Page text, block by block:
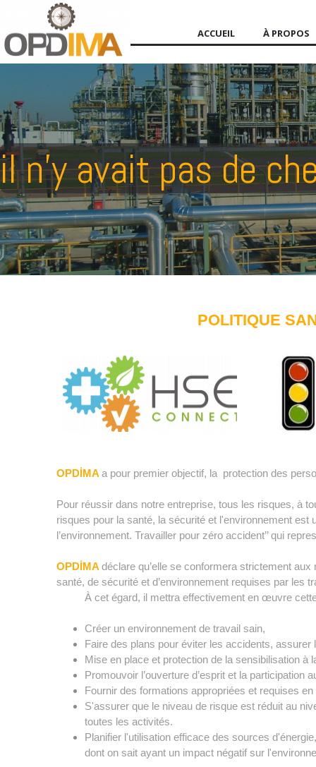
ACCUEIL À PROPOS
il n'y avait pas de
POLITIQUE
OPDİMA a pour premier objectif, la protection des
Pour réussir dans notre entreprise, tous les risques, à
risques pour la santé, la sécurité et l'environnement est
l’environnement. Travailler pour zéro accident’’ qui
OPDİMA déclare qu’elle se conformera strictement
santé, de sécurité et d’environnement requises par les
À cet égard, il mettra effectivement en œuvre cette
Créer un environnement de travail sain,
Faire des plans pour éviter les accidents,
Mise en place et protection de la sensibilisation à
Promouvoir l’ouverture d’esprit et la
Fournir des formations appropriées et requises
S'assurer que le niveau de risque est réduit au
toutes les activités.
Planifier l'utilisation efficace des sources
dont on sait ayant un impact négatif sur